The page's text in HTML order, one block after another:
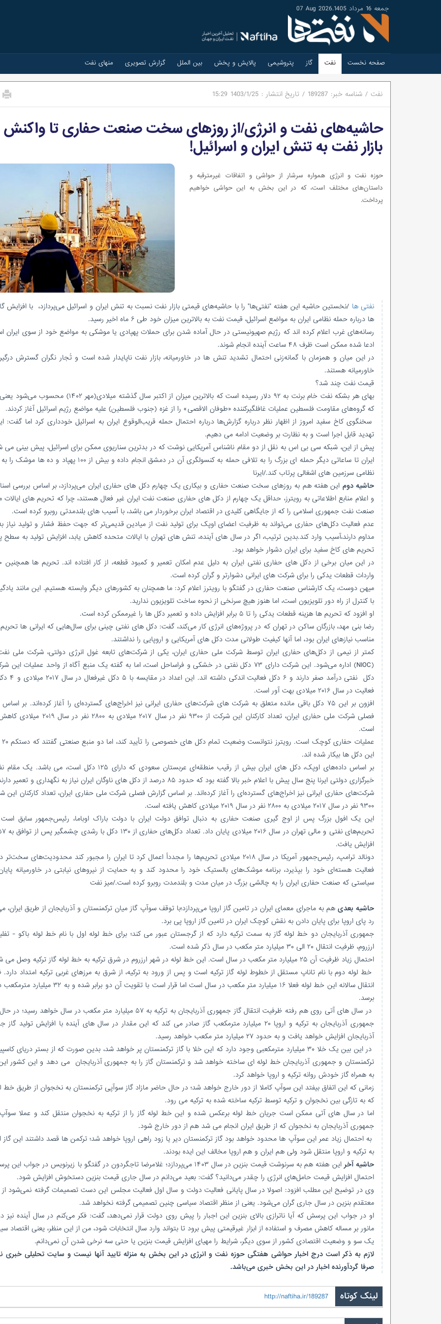
جمعه 16 مرداد 1405 .
07 Aug 2026
صفحه نخست نفت گاز پتروشیمی پالایش و پخش بین الملل گزارش تصویری منهای نفت
نفت / شناسه خبر: 189287
/ تاریخ انتشار : 1403/1/25
15:29
حاشیه‌های نفت و انرژی/از روزهای سخت صنعت حفاری تا واکنش
بازار نفت به تنش ایران و اسرائیل!
حوزه نفت و انرژی همواره سرشار از حواشی و اتفاقات غیرمترقبه و
داستان‌های مختلف است، که در این بخش به این حواشی خواهیم
پرداخت.
نفتی ها /نخستین حاشیه این هفته "نفتی‌ها" را با حاشیه‌های قیمتی بازار نفت نسبت به تنش ایران و اسرائیل می‌پردازد، با افزایش
ها درباره حمله نظامی ایران به مواضع اسرائیل، قیمت نفت به بالاترین میزان خود طی ۶ ماه اخیر رسید.
رسانه‌های غرب اعلام کرده اند که رژیم صهیونیستی در حال آماده شدن برای حملات پهپادی یا موشکی به مواضع خود از سوی ایران
ادعا شده ممکن است ظرف ۴۸ ساعت آینده انجام شوند.
در این میان و همزمان با گمانه‌زنی احتمال تشدید تنش ها در خاورمیانه، بازار نفت ناپایدار شده است و تُجار نگران گسترش
خاورمیانه هستند.
قیمت نفت چند شد؟
بهای هر بشکه نفت خام برنت به ۹۲ دلار رسیده است که بالاترین میزان از اکتبر سال گذشته میلادی(مهر
که گروه‌های مقاومت فلسطین عملیات غافلگیرکننده‌ «طوفان الاقصی» را از غزه (جنوب فلسطین) علیه مواضع رژیم اسرائیل آغاز کردند.
سخنگوی کاخ سفید امروز از اظهار نظر درباره گزارش‌ها درباره احتمال حمله قریب‌الوقوع ایران به اسرائیل خودداری کرد اما گفت:
تهدید قابل اجرا است و به نظارت بر وضعیت ادامه می دهیم.
پیش از این، شبکه سی بی اس به نقل از دو مقام ناشناس آمریکایی نوشت که در بدترین سناریوی ممکن برای اسرائیل، پیش بینی می
ایران تا ساعاتی دیگر حمله ای بزرگ را به تلافی حمله به کنسولگری آن در دمشق انجام داده و بیش از ۱۰۰
نظامی سرزمین های اشغالی پرتاب کند./ایرنا
حاشیه دوم این هفته هم به روزهای سخت صنعت حفاری و بیکاری یک چهارم دکل های حفاری ایران می‌پردازد، ​بر اساس بررسی
و اعلام منابع اطلاعاتی به رویترز، حداقل یک چهارم از دکل های حفاری صنعت نفت ایران غیر فعال هستند، چرا که تحریم های ایالات
صنعت نفت جمهوری اسلامی را که از جایگاهی کلیدی در اقتصاد ایران برخوردار می باشد، با آسیب های بلندمدتی روبرو کرده است.
عدم فعالیت دکل‌های حفاری می‌تواند به ظرفیت اعضای اوپک برای تولید نفت از میادین قدیمی‌تر که جهت حفظ فشار و تولید نیاز
مداوم دارند،آسیب وارد کند.بدین ترتیب، اگر در سال های آینده، تنش های تهران با ایالات متحده کاهش یابد، افزایش تولید به سطح
تحریم های کاخ سفید برای ایران دشوار خواهد بود.
در این میان برخی از دکل های حفاری نفتی ایران به دلیل عدم امکان تعمیر و کمبود قطعه، از کار افتاده اند. تحریم ها همچنین
واردات قطعات یدکی را برای شرکت های ایرانی دشوارتر و گران کرده است.
میهن دوست، یک کارشناس صنعت حفاری در گفتگو با رویترز اعلام کرد: ما همچنان به کشورهای دیگر وابسته هستیم. این مانند
با کنترل از راه دور تلویزیون است، اما هنوز هیچ سرنخی از نحوه ساخت تلویزیون ندارید.
او افزود که تحریم ها هزینه قطعات یدکی را تا ۵ برابر افزایش داده و تعمیر دکل ها را غیرممکن کرده است.
رضا بنی مهد، بازرگان ساکن در تهران که در پروژه‌های انرژی کار می‌کند، گفت: دکل های نفتی چینی برای سال‌هایی که ایرانی ها تحریم
مناسب نیازهای ایران بود، اما آنها کیفیت طولانی مدت دکل های آمریکایی و اروپایی را نداشتند.
کمتر از نیمی از دکل‌های حفاری ایران توسط شرکت ملی حفاری ایران، یکی از شرکت‌های تابعه غول انرژی دولتی، شرکت ملی
دکل نفتی درآمد صفر دارند
فعالیت در سال ۲۰۱۶ میلادی بهت آور است.
افزون بر این ۷۵ دکل باقی مانده متعلق به شرکت های شرکت‌های حفاری ایرانی نیز اخراج‌های گسترده‌ای را آغاز کرده‌اند. بر
فصلی شرکت ملی حفاری ایران، تعداد کارکنان این شرکت از ۹۳۰۰ نفر در سال ۲۰۱۷
است.
این دکل ها بیکار شده اند.
بر اساس داده‌های اوپک، دکل های ایران بیش از رقیب منطقه‌ای عربستان سعودی که دارای ۱۲۵ دکل است، می
خبرگزاری دولتی ایرنا پنج سال پیش با اعلام خبر بالا گفته بود که حدود ۸۵ درصد از دکل های ناوگان ایران نیاز به نگهداری و تعمیر دارند.
شرکت‌های حفاری ایرانی نیز اخراج‌های گسترده‌ای را آغاز کرده‌اند. بر اساس گزارش فصلی شرکت ملی حفاری ایران، تعداد کارکنان این
۹۳۰۰ نفر در سال ۲۰۱۷ میلادی به ۲۸۰۰ نفر در سال ۲۰۱۹ میلادی کاهش یافته است.
این یک افول بزرگ پس از اوج گیری صنعت حفاری به دنبال توافق دولت ایران با دولت باراک اوباما، رئیس‌جمهور سابق
افزایش یافت.
دونالد ترامپ، رئیس‌جمهور آمریکا در سال ۲۰۱۸ میلادی تحریم‌ها را مجدداً اعمال کرد تا ایران را مجبور کند محدودیت‌های
فعالیت هسته‌ای خود را بپذیرد، برنامه موشک‌های بالستیک خود را محدود کند و به حمایت از نیروهای نیابتی در خاورمیانه
سیاستی که صنعت حفاری ایران را به چالشی بزرگ در میان مدت و بلندمدت روبرو کرده است./میز نفت
حاشیه بعدیهم به ماجرای معمای ایران در تامین گاز اروپا می‌پردازد؛با توقف سوآپ گاز میان ترکمنستان و آذربایجان از طریق ایران،
رد پای اروپا برای پایان دادن به نقش کوچک ایران در تامین گاز اروپا پی برد.
جمهوری آذربایجان دو خط لوله گاز به سمت ترکیه دارد که از گرجستان عبور می کند؛ برای خط لوله اول با نام خط لوله باکو -
ارزروم، ظرفیت انتقال ۲۰ الی ۳۰ میلیارد متر مکعب در سال ذکر شده است.
احتمال زیاد ظرفیت آن ۲۵ میلیارد متر مکعب در سال است. این خط لوله در شهر ارزروم در شرق ترکیه به خط لوله گاز ترکیه وصل می شود.
خط لوله دوم با نام تاناپ مستقل از خطوط لوله گاز ترکیه است و پس از ورود به ترکیه، از شرق به مرزهای غربی ترکیه امتداد
انتقال سالانه این خط لوله فعلا ۱۶ میلیارد متر مکعب در سال است اما قرار است با تقویت آن دو
برسد.
در سال های آتی روی هم رفته ظرفیت انتقال گاز جمهوری آذربایجان به ترکیه به ۵۷ میلیارد متر مکعب در سال خواهد
جمهوری آذربایجان به ترکیه و اروپا ۲۰ میلیارد مترمکعب گاز صادر می کند که این مقدار در سال های آینده با افزایش تولید
آذربایجان افزایش خواهد یافت و به حدود ۲۷ میلیارد متر مکعب خواهد رسید.
در این بین یک خلا ۳۰ میلیارد مترمکعبی وجود دارد که این خلا با گاز ترکمنستان پر خواهد شد، بدین صورت که از بستر دریای
ترکمنستان و جمهوری آذربایجان خط لوله ای ساخته خواهد شد و ترکمنستان گاز را به جمهوری آذربایجان می دهد و این کشور این
به همراه گاز خودش روانه ترکیه و اروپا خواهد کرد.
زمانی که این اتفاق بیفتد این سوآپ کاملا از دور خارج خواهد شد؛ در حال حاضر مازاد گاز سوآپی ترکمنستان به نخجوان از طریق خط
که به تازگی بین نخجوان و ترکیه توسط ترکیه ساخته شده به ترکیه می رود.
اما در سال های آتی ممکن است جریان خط لوله برعکس شده و این خط لوله گاز را از ترکیه به نخجوان منتقل کند و عملا سوآپ
جمهوری آذربایجان به نخجوان که از طریق ایران انجام می شد هم از دور خارج شود.
به احتمال زیاد عمر این سوآپ ها محدود خواهد بود گاز ترکمنستان دیر یا زود راهی اروپا خواهد شد؛ ترکمن ها قصد داشتند این گاز
به ترکیه و اروپا منتقل شود ولی هم ایران و هم اروپا مخالف این ایده بودند.
حاشیه آخر
این هفته هم به سرنوشت قیمت بنزین در سال ۱۴۰۳ می‌پردازد؛ غلامرضا تاجگردون در گفتگو با زیرنویس در جواب
احتمال افزایش قیمت حامل‌های انرژی را چقدر می‌دانید؟ گفت: بعید می‌دانم در سال جاری قیمت بنزین دستخوش افزایش شود.
وی در توضیح این مطلب افزود: اصولا در سال پایانی فعالیت دولت و سال اول فعالیت مجلس این دست تصمیمات گرفته نمی‌شود از
معتقدم بنزین در سال جاری گران می‌شود. یعنی از منظر اقتصاد سیاسی چنین تصمیمی گرفته نخواهد شد.
او در جواب این پرسش که آیا ناترازی بالای بنزین این اجبار را پیش روی دولت قرار نمی‌دهد، گفت: فکر می‌کنم در سال آینده نیز
مانور بر مساله کاهش مصرف و استفاده از ابزار غیرقیمتی پیش برود تا بتواند وارد سال انتخابات شود، من از این منظر، یعنی اقتصاد
یک سو و وضعیت اقتصادی کشور از سوی دیگر، شرایط را مهیای افزایش قیمت بنزین یا حتی سه نرخی شدن آن نمی‌دانم.
لازم به ذکر است درج اخبار حواشی هفتگی حوزه نفت و انرژی در این بخش به منزله تایید آنها نیست و سایت تحلیلی خبری
صرفا گردآورنده اخبار در این بخش خبری می‌باشد.
لینک کوتاه http://naftiha.ir/189287